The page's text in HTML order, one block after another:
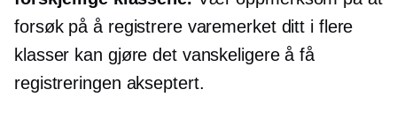
forsøk på å registrere varemerket ditt i flere
klasser kan gjøre det vanskeligere å få
registreringen akseptert.